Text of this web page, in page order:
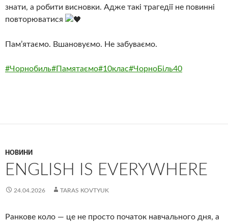
знати, а робити висновки. Адже такі трагедії не повинні
повторюватися
Пам’ятаємо. Вшановуємо. Не забуваємо.
#Чорнобиль#Памятаємо#10клас#ЧорноБіль40
НОВИНИ
ENGLISH IS EVERYWHERE
24.04.2026 TARAS KOVTYUK
Ранкове коло — це не просто початок навчального дня, а